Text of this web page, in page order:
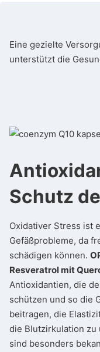
Eine gezielte
unterstützt die
Schutz
Oxidativer Stress ist
Gefäßprobleme, da
schädigen können.
Resveratrol mit
Antioxidantien, die
schützen und so die
beitragen, die
die Blutzirkulation zu
sind besonders